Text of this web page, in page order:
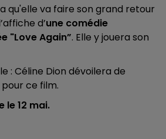
qu'elle va faire son grand retour
d’une comédie
"Love Again”. Elle y jouera son
: Céline Dion dévoilera de
ce film.
le 12 mai.